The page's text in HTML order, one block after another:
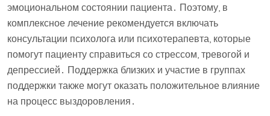
эмоциональном состоянии пациента․ Поэтому, в
комплексное лечение рекомендуется включать
консультации психолога или психотерапевта, которые
помогут пациенту справиться со стрессом, тревогой и
депрессией․ Поддержка близких и участие в группах
поддержки также могут оказать положительное влияние
на процесс выздоровления․